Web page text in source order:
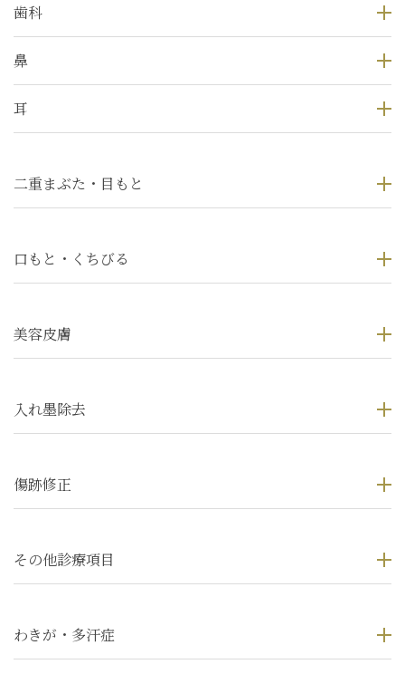
歯科
鼻
耳
二重まぶた・目もと
口もと・くちびる
美容皮膚
入れ墨除去
傷跡修正
その他診療項目
わきが・多汗症